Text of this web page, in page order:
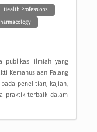
Health Professions
publikasi ilmiah yang
Kemanusiaan Palang
pada penelitian, kajian,
praktik terbaik dalam